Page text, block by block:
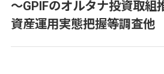
～GPIFのオルタナ投資取組
資産運用実態把握等調査他